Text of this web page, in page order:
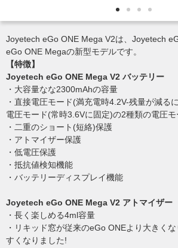
Joyetech eGo ONE Mega V2は、Joyetech
eGo ONE Megaの新型モデルです。
【特徴】
Joyetech eGo ONE Mega V2 バッテリー
・大容量なな2300mAhの容量
・直接電圧モード(満充電時4.2V-残量が減る
電圧モード(常時3.6Vに固定)の2種類の電圧モ
・二重のショート(短絡)保護
・アトマイザー保護
・低電圧保護
・抵抗値検知機能
・バッテリーディスプレイ機能
Joyetech eGo ONE Mega V2 アトマイザー
・長く楽しめる4ml容量
・リキッド窓が従来のeGo ONEより大きく
すくなりました!